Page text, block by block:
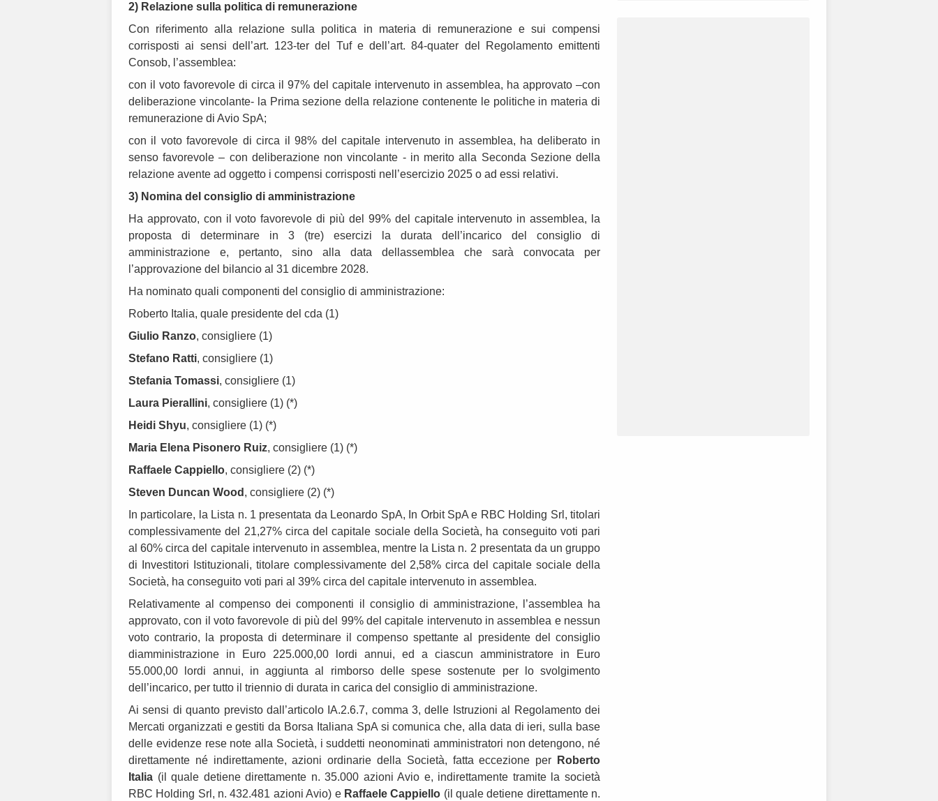
2) Relazione sulla politica di remunerazione
Con riferimento alla relazione sulla politica in materia di remunerazione e sui compensi
corrisposti ai sensi dell’art. 123-ter del Tuf e dell’art. 84-quater del Regolamento emittenti
Consob, l’assemblea:
con il voto favorevole di circa il 97% del capitale intervenuto in assemblea, ha approvato –con
deliberazione vincolante- la Prima sezione della relazione contenente le politiche in materia di
remunerazione di Avio SpA;
con il voto favorevole di circa il 98% del capitale intervenuto in assemblea, ha deliberato in
senso favorevole – con deliberazione non vincolante - in merito alla Seconda Sezione della
relazione avente ad oggetto i compensi corrisposti nell’esercizio 2025 o ad essi relativi.
3) Nomina del consiglio di amministrazione
Ha approvato, con il voto favorevole di più del 99% del capitale intervenuto in assemblea, la
proposta di determinare in 3 (tre) esercizi la durata dell’incarico del consiglio di
amministrazione e, pertanto, sino alla data dellassemblea che sarà convocata per
l’approvazione del bilancio al 31 dicembre 2028.
Ha nominato quali componenti del consiglio di amministrazione:
Roberto Italia, quale presidente del cda (1)
Giulio Ranzo, consigliere (1)
Stefano Ratti, consigliere (1)
Stefania Tomassi, consigliere (1)
Laura Pierallini, consigliere (1) (*)
Heidi Shyu, consigliere (1) (*)
Maria Elena Pisonero Ruiz, consigliere (1) (*)
Raffaele Cappiello, consigliere (2) (*)
Steven Duncan Wood , consigliere (2) (*)
In particolare, la Lista n. 1 presentata da Leonardo SpA, In Orbit SpA e RBC Holding Srl, titolari
complessivamente del 21,27% circa del capitale sociale della Società, ha conseguito voti pari
al 60% circa del capitale intervenuto in assemblea, mentre la Lista n. 2 presentata da un gruppo
di Investitori Istituzionali, titolare complessivamente del 2,58% circa del capitale sociale della
Società, ha conseguito voti pari al 39% circa del capitale intervenuto in assemblea.
Relativamente al compenso dei componenti il consiglio di amministrazione, l’assemblea ha
approvato, con il voto favorevole di più del 99% del capitale intervenuto in assemblea e nessun
voto contrario, la proposta di determinare il compenso spettante al presidente del consiglio
diamministrazione in Euro 225.000,00 lordi annui, ed a ciascun amministratore in Euro
55.000,00 lordi annui, in aggiunta al rimborso delle spese sostenute per lo svolgimento
dell’incarico, per tutto il triennio di durata in carica del consiglio di amministrazione.
Ai sensi di quanto previsto dall’articolo IA.2.6.7, comma 3, delle Istruzioni al Regolamento dei
Mercati organizzati e gestiti da Borsa Italiana SpA si comunica che, alla data di ieri, sulla base
delle evidenze rese note alla Società, i suddetti neonominati amministratori non detengono, né
direttamente né indirettamente, azioni ordinarie della Società, fatta eccezione per Roberto
Italia (il quale detiene direttamente n. 35.000 azioni Avio e, indirettamente tramite la società
RBC Holding Srl, n. 432.481 azioni Avio) e Raffaele Cappiello (il quale detiene direttamente n.